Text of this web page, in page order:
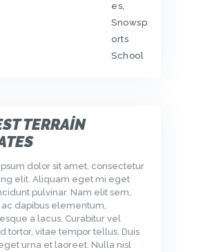
es,
Snowsp
orts
School
TERRAIN
dolor sit amet, consectetur
elit. Aliquam eget mi eget
pulvinar. Nam elit sem,
ac dapibus elementum,
a lacus. Curabitur vel
tortor, vitae tempor tellus. Duis
urna et laoreet. Nulla nisl